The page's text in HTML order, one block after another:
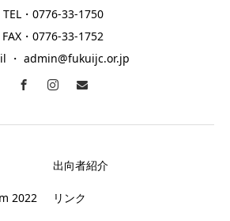
TEL・0776-33-1750
FAX・0776-33-1752
・ admin@fukuijc.or.jp
2022
出向者紹介
リンク